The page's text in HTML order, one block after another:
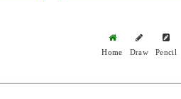
Home Draw Pencil